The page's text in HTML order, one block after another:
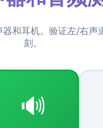
和耳机。验证左/右声
刻。
🔊